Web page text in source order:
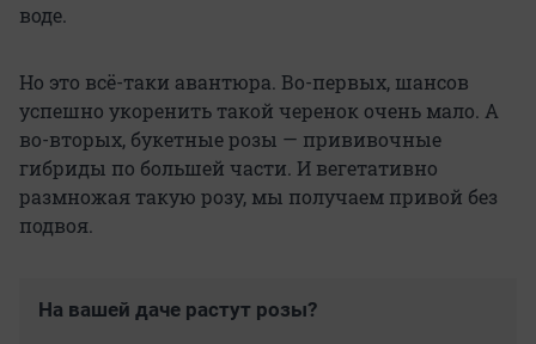
воде.
Но это всё-таки авантюра. Во-первых, шансов
успешно укоренить такой черенок очень мало. А
во-вторых, букетные розы — прививочные
гибриды по большей части. И вегетативно
размножая такую розу, мы получаем привой без
подвоя.
На вашей даче растут розы?